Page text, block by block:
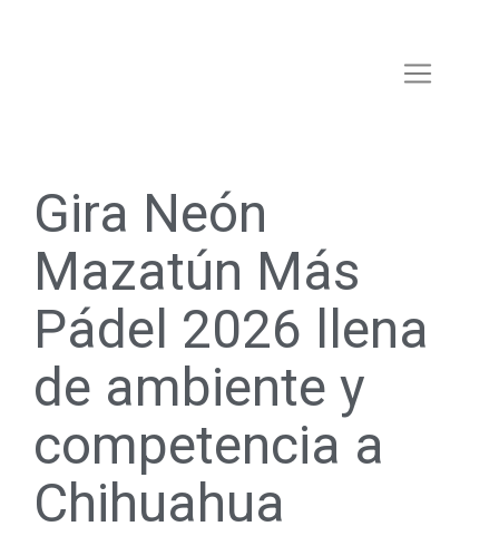
Gira Neón
Mazatún Más
Pádel 2026 llena
de ambiente y
competencia a
Chihuahua